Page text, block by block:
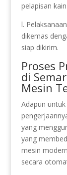
pelapisan
l.
dikemas
siap dikirim.
Proses
di
Mesin
Adapun
yang
yang
mesin
secara